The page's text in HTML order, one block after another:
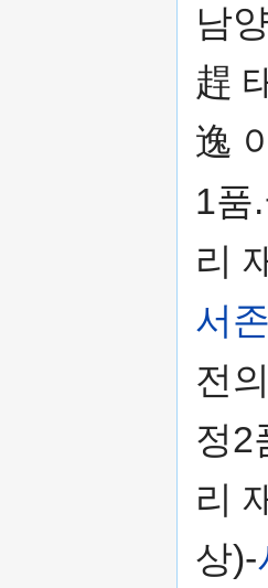
남
趕
逸
1품
리
서존
전
정2
리
상)-